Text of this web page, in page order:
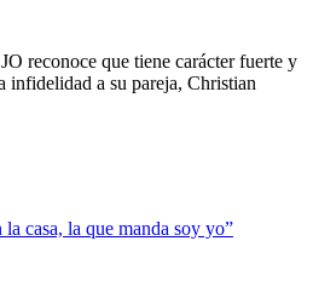
reconoce que tiene carácter fuerte y
infidelidad a su pareja, Christian